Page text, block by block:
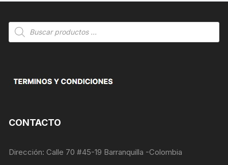
Búsqueda
de
CONTACTO
Dirección: Calle 70 #45-19 Barranquilla -Colombia
cookies no